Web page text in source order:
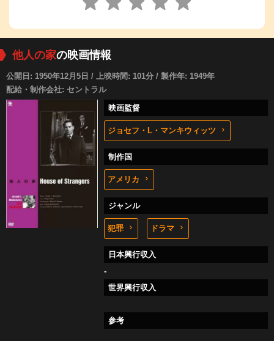
他人の家の映画情報
公開日: 1950年12月5日 / 上映時間: 101分 / 製作年: 1949年
配給・制作会社: セントラル
映画監督
ジョセフ・L・マンキウィッツ
制作国
アメリカ
ジャンル
犯罪 ドラマ
日本興行収入
-
世界興行収入
参考